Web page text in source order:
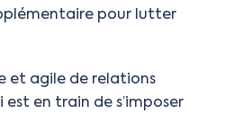
pour lutter
et agile de relations
en train de s’imposer